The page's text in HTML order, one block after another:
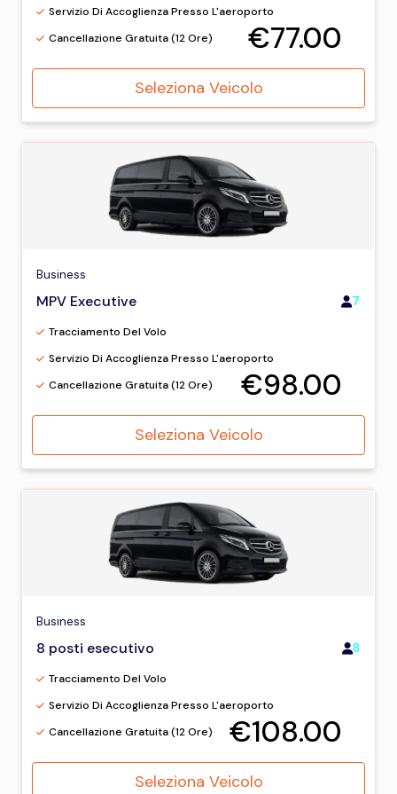
Servizio Di Accoglienza Presso L'aeroporto
Cancellazione Gratuita (12 Ore)
€77.00
Seleziona Veicolo
Business
MPV Executive 7
Tracciamento Del Volo
Servizio Di Accoglienza Presso L'aeroporto
Cancellazione Gratuita (12 Ore)
€98.00
Seleziona Veicolo
Business
8 posti esecutivo 8
Tracciamento Del Volo
Servizio Di Accoglienza Presso L'aeroporto
Cancellazione Gratuita (12 Ore)
€108.00
Seleziona Veicolo